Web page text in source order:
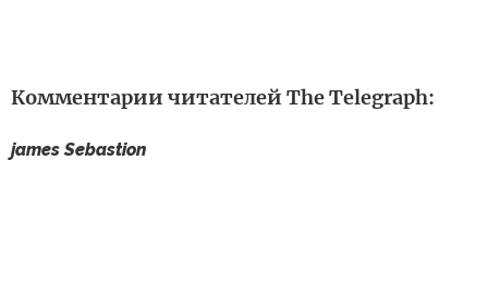
Комментарии читателей The Telegraph:
james Sebastion